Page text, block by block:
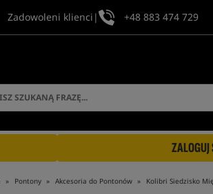
Zadowoleni klienci | +48 883 474 729
ZALOGUJ
Pontony Akcesoria do Pontonów Kolibri Siedzisko